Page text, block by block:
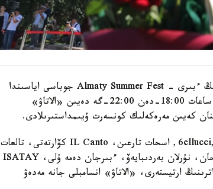
الماتى اكىمدىگىنىڭ مالىمەتىنشە، نەگىزگى ءىس-شارالاردىڭ ءبىرى - Almaty Summer Fest جوباسى اياسىندا
وتەتىن «اباي الەمى» كونسەرت-سپەكتاكلى. ول 8- تامىز ساعات 18:00-دەن 22:00-گە دەيىن «الاتاۋ»
كەيىن مەرەكەلىك كونسەرت ۇيىمداستىرىلادى.
باعدارلامادا ماقپال ءجۇنىسوۆا، جانار دۋعالوۆا، 6ellucci, KeshYou, اسحات تارعىن، IL Canto كۆارتەتى، تالعات
كۇزەمبايەۆ، ەرلان ءبىلال، نۇرلىبەك ناعمەتوۆ، سەرىك يساحان، نۇرلان بەردىبايەۆ، ءبىرجان دەمە ۇلى، ISATAY
ارتيستەرى، «الاتاۋ» انسامبلى جانە مەدەۋ